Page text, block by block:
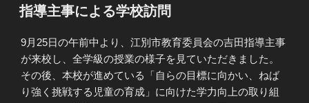
稿
日:
指導主事による学校訪問
9月25日の午前中より、江別市教育委員会の吉田指導主事
が来校し、全学級の授業の様子を見ていただきました。
その後、本校が進めている「自らの目標に向かい、ねば
り強く挑戦する児童の育成」に向けた学力向上の取り組